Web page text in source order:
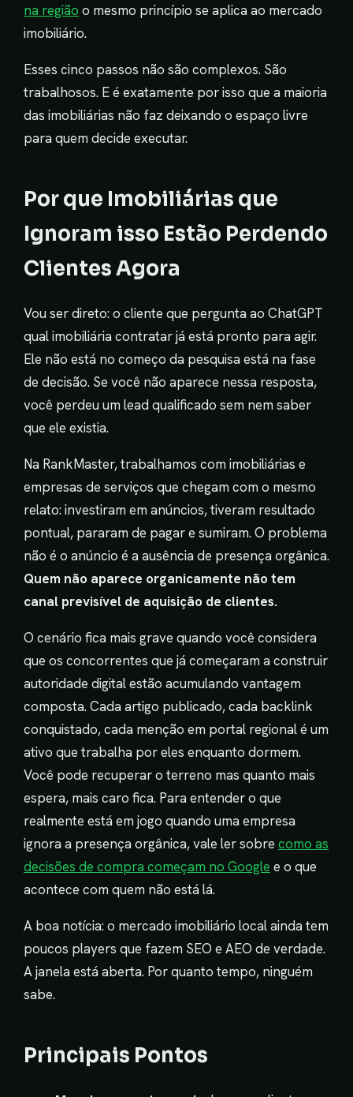
na região o mesmo princípio se aplica ao mercado
imobiliário.
Esses cinco passos não são complexos. São
trabalhosos. E é exatamente por isso que a maioria
das imobiliárias não faz deixando o espaço livre
para quem decide executar.
Por que Imobiliárias que
Ignoram isso Estão Perdendo
Clientes Agora
Vou ser direto: o cliente que pergunta ao ChatGPT
qual imobiliária contratar já está pronto para agir.
Ele não está no começo da pesquisa está na fase
de decisão. Se você não aparece nessa resposta,
você perdeu um lead qualificado sem nem saber
que ele existia.
Na RankMaster, trabalhamos com imobiliárias e
empresas de serviços que chegam com o mesmo
relato: investiram em anúncios, tiveram resultado
pontual, pararam de pagar e sumiram. O problema
não é o anúncio é a ausência de presença orgânica.
Quem não aparece organicamente não tem
canal previsível de aquisição de clientes.
O cenário fica mais grave quando você considera
que os concorrentes que já começaram a construir
autoridade digital estão acumulando vantagem
composta. Cada artigo publicado, cada backlink
conquistado, cada menção em portal regional é um
ativo que trabalha por eles enquanto dormem.
Você pode recuperar o terreno mas quanto mais
espera, mais caro fica. Para entender o que
realmente está em jogo quando uma empresa
ignora a presença orgânica, vale ler sobre como as
decisões de compra começam no Google e o que
acontece com quem não está lá.
A boa notícia: o mercado imobiliário local ainda tem
poucos players que fazem SEO e AEO de verdade.
A janela está aberta. Por quanto tempo, ninguém
sabe.
Principais Pontos